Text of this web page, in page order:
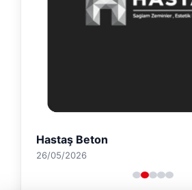
Hastaş Beton
26/05/2026